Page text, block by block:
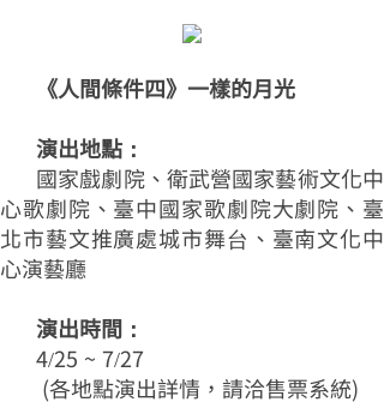
《人間條件四》一樣的月光
演出地點：
國家戲劇院、衛武營國家藝術文化中
心歌劇院、臺中國家歌劇院大劇院、臺
北市藝文推廣處城市舞台、臺南文化中
心演藝廳
演出時間：
4/25 ~ 7/27
(各地點演出詳情，請洽售票系統)